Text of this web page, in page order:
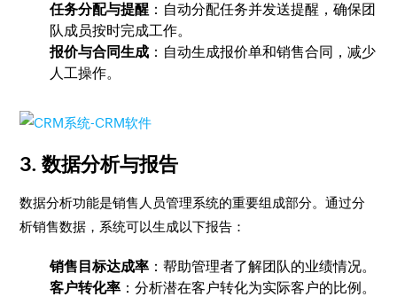
任务分配与提醒 ：自动分配任务并发送提醒，确保团
队成员按时完成工作。
报价与合同生成 ：自动生成报价单和销售合同，减少
人工操作。
3. 数据分析与报告
数据分析功能是销售人员管理系统的重要组成部分。通过分
析销售数据，系统可以生成以下报告：
销售目标达成率 ：帮助管理者了解团队的业绩情况。
客户转化率 ：分析潜在客户转化为实际客户的比例。